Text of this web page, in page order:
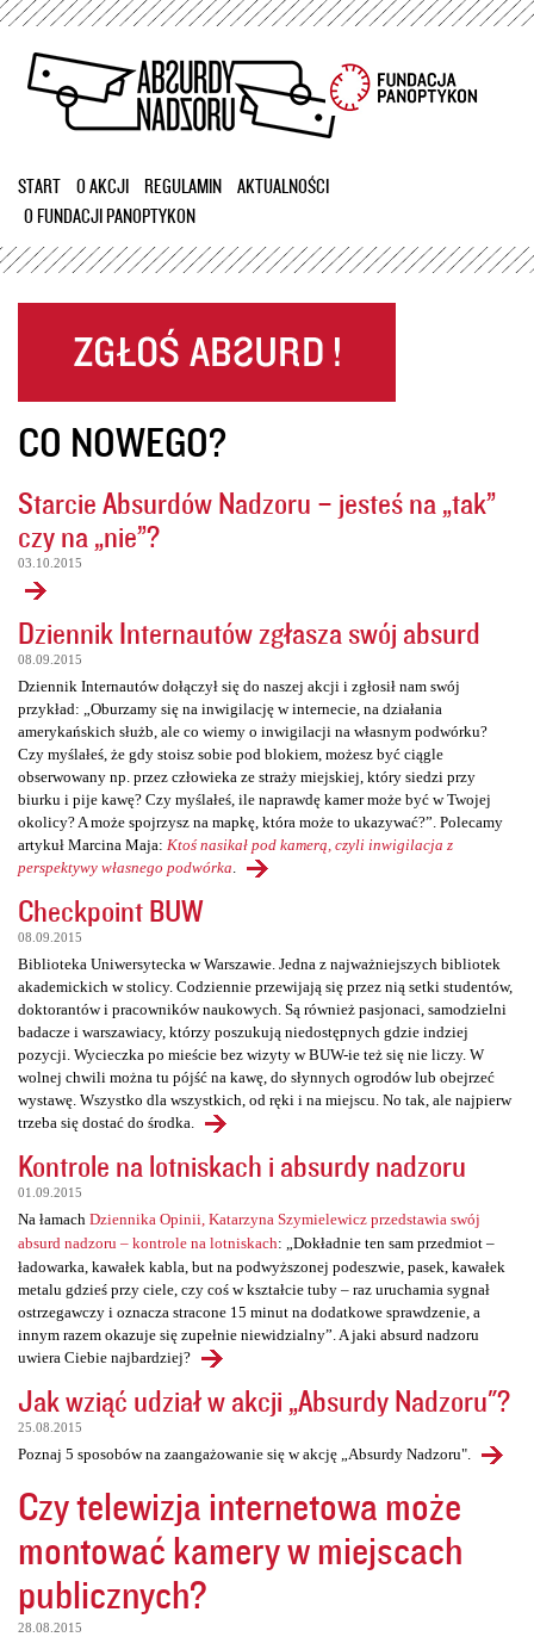
Przejdź
treści
START O AKCJI REGULAMIN
AKTUALNOŚCI
O FUNDACJI PANOPTYKON
CO NOWEGO?
Starcie Absurdów Nadzoru – jesteś na „tak”
czy na „nie”?
03.10.2015
Dziennik Internautów zgłasza swój absurd
08.09.2015
Dziennik Internautów dołączył się do naszej akcji i zgłosił nam swój
przykład: „Oburzamy się na inwigilację w internecie, na działania
amerykańskich służb, ale co wiemy o inwigilacji na własnym podwórku?
Czy myślałeś, że gdy stoisz sobie pod blokiem, możesz być ciągle
obserwowany np. przez człowieka ze straży miejskiej, który siedzi przy
biurku i pije kawę? Czy myślałeś, ile naprawdę kamer może być w Twojej
okolicy? A może spojrzysz na mapkę, która może to ukazywać?”. Polecamy
artykuł Marcina Maja: Ktoś nasikał pod kamerą, czyli inwigilacja z
perspektywy własnego podwórka
Checkpoint BUW
08.09.2015
Biblioteka Uniwersytecka w Warszawie. Jedna z najważniejszych bibliotek
akademickich w stolicy. Codziennie przewijają się przez nią setki studentów,
doktorantów i pracowników naukowych. Są również pasjonaci, samodzielni
badacze i warszawiacy, którzy poszukują niedostępnych gdzie indziej
pozycji. Wycieczka po mieście bez wizyty w BUW-ie też się nie liczy. W
wolnej chwili można tu pójść na kawę, do słynnych ogrodów lub obejrzeć
wystawę. Wszystko dla wszystkich, od ręki i na miejscu. No tak, ale najpierw
trzeba się dostać do środka.
Kontrole na lotniskach i absurdy nadzoru
01.09.2015
Na łamach Dziennika Opinii, Katarzyna Szymielewicz przedstawia swój
absurd nadzoru – kontrole na lotniskach: „Dokładnie ten sam przedmiot –
ładowarka, kawałek kabla, but na podwyższonej podeszwie, pasek, kawałek
metalu gdzieś przy ciele, czy coś w kształcie tuby – raz uruchamia sygnał
ostrzegawczy i oznacza stracone 15 minut na dodatkowe sprawdzenie, a
innym razem okazuje się zupełnie niewidzialny”. A jaki absurd nadzoru
uwiera Ciebie najbardziej?
Jak wziąć udział w akcji „Absurdy Nadzoru"?
25.08.2015
Poznaj 5 sposobów na zaangażowanie się w akcję „Absurdy Nadzoru".
Czy telewizja internetowa może
montować kamery w miejscach
publicznych?
28.08.2015